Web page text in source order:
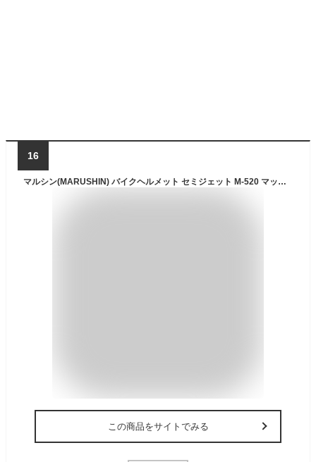
16
マルシン(MARUSHIN) バイクヘルメット セミジェット M-520 マットブラック フリーサイズ (57-60cm未満) M520 5209
この商品をサイトでみる